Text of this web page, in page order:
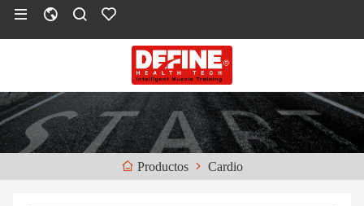
Productos Cardio